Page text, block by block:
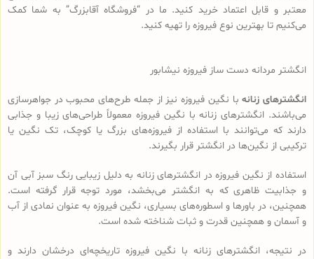
معتبر و قابل اعتماد خرید کنید. ما در “فروشگاه آقابزرگ” به شما کمک
می‌کنیم تا بهترین نوع فیروزه را تهیه کنید.
انگشتر مردانه دست ساز فیروزه نیشابور
انگشترهای زنانهبا نگین فیروزه نیز از جمله طرح‌های محبوب در جواهرسازی
می‌باشند. انگشترهای زنانه با نگین فیروزه معمولاً طراحی‌های زیبا و جذابی
دارند که می‌توانند با استفاده از فیروزه‌های بزرگ یا کوچک، تک نگین یا
ترکیبی از نگین‌ها در انگشتر قرار بگیرند.
استفاده از نگین فیروزه در انگشترهای زنانه به دلیل زیبایی رنگ سبز آبی آن
و جذابیت ظاهری که به انگشتر می‌بخشد، مورد توجه قرار گرفته است.
همچنین، در باورها و اسطوره‌های بسیاری، نگین فیروزه به عنوان نمادی از آب
و آسمان و همچنین قدرت و ثبات شناخته شده است.
در نتیجه، انگشترهای زنانه با نگین فیروزه تاریخچه‌ای درخشان دارند و